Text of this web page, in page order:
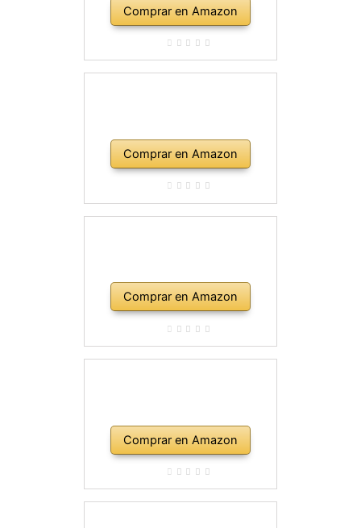
Comprar en Amazon
Comprar en Amazon
Comprar en Amazon
Comprar en Amazon